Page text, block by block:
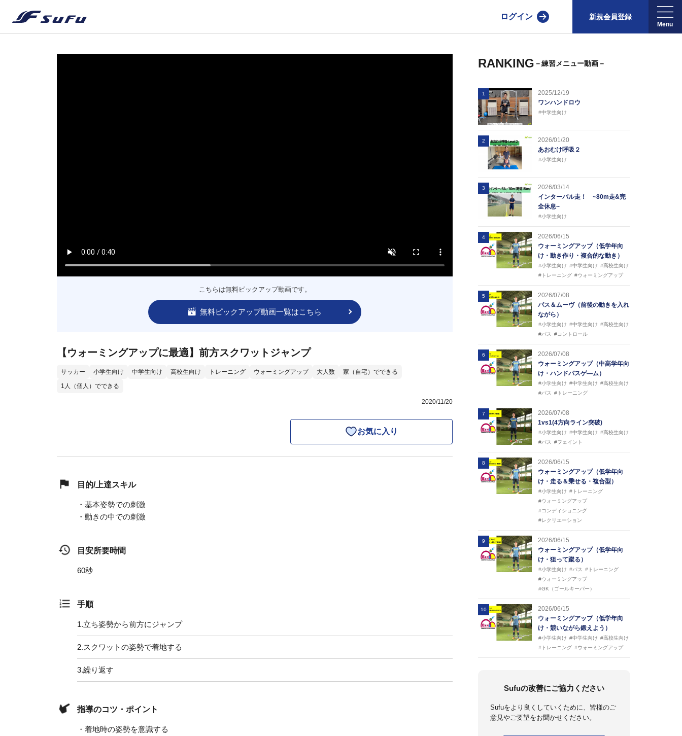
ログイン 新規会員登録
こちらは無料ピックアップ動画です。
無料ピックアップ動画一覧はこちら
【ウォーミングアップに最適】前方スクワットジャンプ
サッカー 小学生向け 中学生向け 高校生向け トレーニング ウォーミングアップ 大人数
家（自宅）でできる
1人（個人）でできる
2020/11/20
お気に入り
目的/上達スキル
・基本姿勢での刺激
・動きの中での刺激
目安所要時間
60秒
手順
1.立ち姿勢から前方にジャンプ
2.スクワットの姿勢で着地する
3.繰り返す
指導のコツ・ポイント
・着地時の姿勢を意識する
RANKING －練習メニュー動画－
1
2025/12/19
ワンハンドロウ
#中学生向け
2
2026/01/20
あおむけ呼吸２
#小学生向け
3
2026/03/14
インターバル走！ ~80m走&完
全休息~
#小学生向け
4
2026/06/15
ウォーミングアップ（低学年向
け・動き作り・複合的な動き）
#小学生向け #中学生向け #高校生向け
#トレーニング #ウォーミングアップ
5
2026/07/08
パス＆ムーヴ（前後の動きを入れ
ながら）
#小学生向け #中学生向け #高校生向け
#パス
#コントロール
6
2026/07/08
ウォーミングアップ（中高学年向
け・ハンドパスゲ―ム）
#小学生向け #中学生向け #高校生向け
#パス
#トレーニング
7
2026/07/08
1vs1(4方向ライン突破)
#小学生向け #中学生向け #高校生向け
#パス
#フェイント
8
2026/06/15
ウォーミングアップ（低学年向
け・走る＆乗せる・複合型）
#小学生向け #トレーニング
#ウォーミングアップ
#コンディショニング
#レクリエーション
9
2026/06/15
ウォーミングアップ（低学年向
け・狙って蹴る）
#小学生向け #パス
#トレーニング
#ウォーミングアップ
#GK（ゴールキーパー）
10
2026/06/15
ウォーミングアップ（低学年向
け・競いながら鍛えよう）
#小学生向け #中学生向け #高校生向け
#トレーニング #ウォーミングアップ
Sufuの改善にご協力ください
Sufuをより良くしていくために、皆様のご
意見やご要望をお聞かせください。